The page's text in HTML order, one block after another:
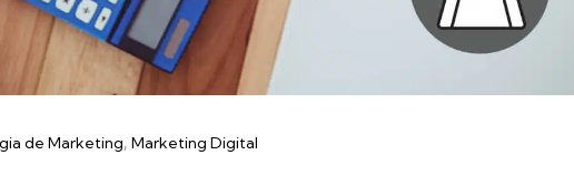
de Marketing Marketing Digital